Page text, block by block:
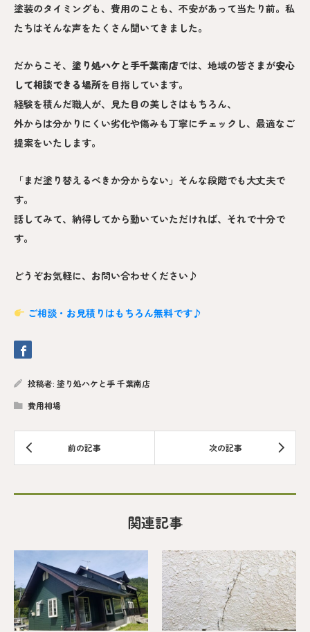
塗装のタイミングも、費用のことも、不安があって当たり前。私
たちはそんな声をたくさん聞いてきました。
だからこそ、 塗り処ハケと手千葉南店では、地域の皆さまが安心
して相談できる場所を目指しています。
経験を積んだ職人が、見た目の美しさはもちろん、
外からは分かりにくい劣化や傷みも丁寧にチェックし、最適なご
提案をいたします。
「まだ塗り替えるべきか分からない」そんな段階でも大丈夫で
す。
話してみて、納得してから動いていただければ、それで十分で
す。
どうぞお気軽に、お問い合わせください♪
ご相談・お見積りはもちろん無料です♪
投稿者: 塗り処ハケと手 千葉南店
費用相場
関連記事